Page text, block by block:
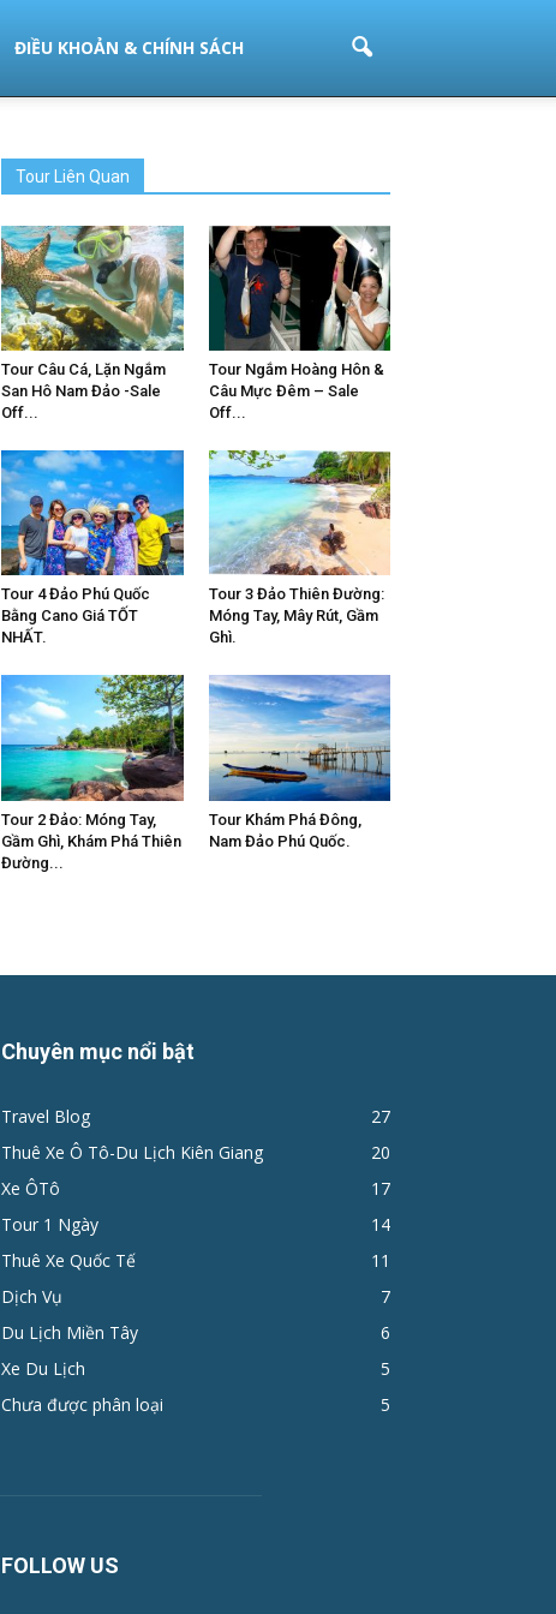
ĐIỀU KHOẢN & CHÍNH SÁCH
Tour Liên Quan
Tour Câu Cá, Lặn Ngắm
San Hô Nam Đảo -Sale
Off...
Tour Ngắm Hoàng Hôn &
Câu Mực Đêm – Sale
Off...
Tour 4 Đảo Phú Quốc
Bằng Cano Giá TỐT
NHẤT.
Tour 3 Đảo Thiên Đường:
Móng Tay, Mây Rút, Gầm
Ghì.
Tour 2 Đảo: Móng Tay,
Gầm Ghì, Khám Phá Thiên
Đường...
Tour Khám Phá Đông,
Nam Đảo Phú Quốc.
Chuyên mục nổi bật
Travel Blog
27
Thuê Xe Ô Tô-Du Lịch Kiên Giang
20
Xe ÔTô
17
Tour 1 Ngày
14
Thuê Xe Quốc Tế
11
Dịch Vụ
7
Du Lịch Miền Tây
6
Xe Du Lịch
5
Chưa được phân loại
5
FOLLOW US